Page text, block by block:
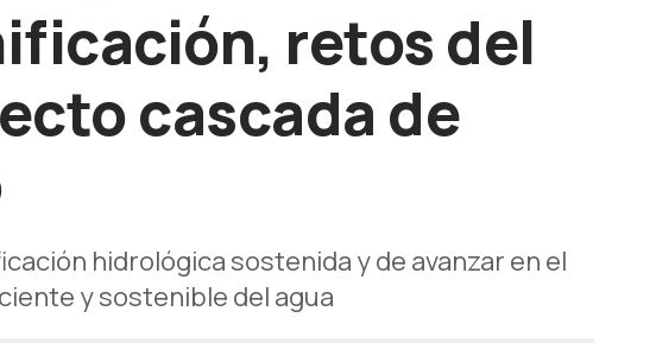
retos del
cascada de
hidrológica sostenida y de avanzar en el
y sostenible del agua